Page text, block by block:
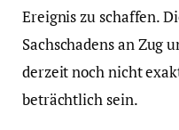
Ereignis zu schaffen.
Sachschadens an Zug
derzeit noch nicht
beträchtlich sein.